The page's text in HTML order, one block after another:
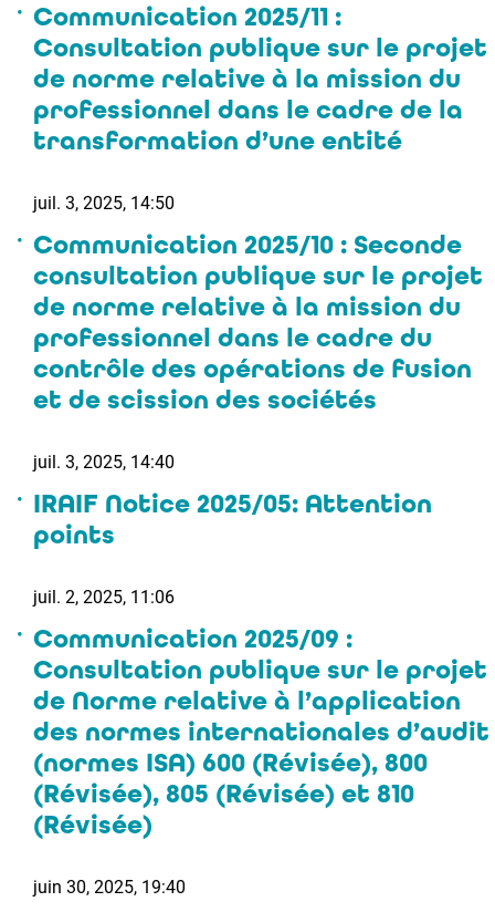
Communication 2025/11 :
Consultation publique sur le projet
de norme relative à la mission du
professionnel dans le cadre de la
transformation d’une entité
juil. 3, 2025, 14:50
Communication 2025/10 : Seconde
consultation publique sur le projet
de norme relative à la mission du
professionnel dans le cadre du
contrôle des opérations de fusion
et de scission des sociétés
juil. 3, 2025, 14:40
IRAIF Notice 2025/05: Attention
points
juil. 2, 2025, 11:06
Communication 2025/09 :
Consultation publique sur le projet
de Norme relative à l’application
des normes internationales d’audit
(normes ISA) 600 (Révisée), 800
(Révisée), 805 (Révisée) et 810
(Révisée)
juin 30, 2025, 19:40